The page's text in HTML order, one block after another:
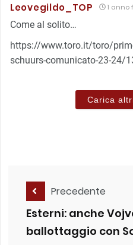
Leovegildo_TOP 1 anno
Come al solito…
https://www.toro.it/toro/
schuurs-comunicato-23-24/
Carica
Precedente
Esterni: anche
ballottaggio con